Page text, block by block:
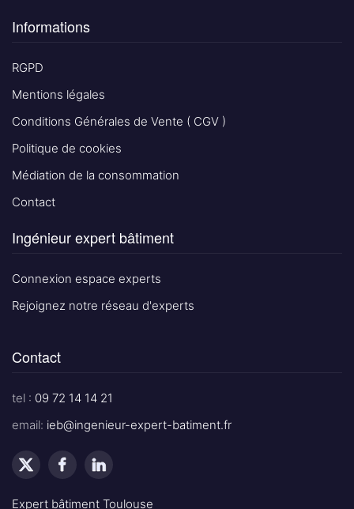
Informations
RGPD
Mentions légales
Conditions Générales de Vente ( CGV )
Politique de cookies
Médiation de la consommation
Contact
Ingénieur expert bâtiment
Connexion espace experts
Rejoignez notre réseau d'experts
Contact
tel : 09 72 14 14 21
email: ieb@ingenieur-expert-batiment.fr
Expert bâtiment Toulouse